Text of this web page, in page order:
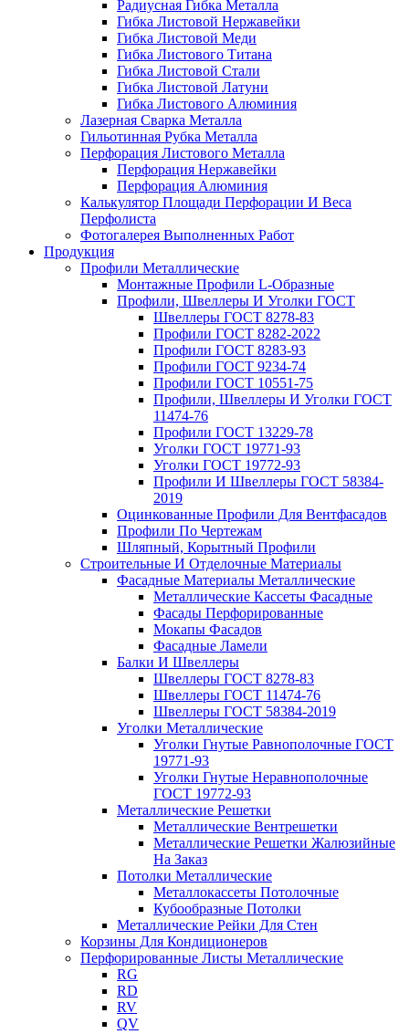
Радиусная Гибка Металла
Гибка Листовой Нержавейки
Гибка Листовой Меди
Гибка Листового Титана
Гибка Листовой Стали
Гибка Листовой Латуни
Гибка Листового Алюминия
Лазерная Сварка Металла
Гильотинная Рубка Металла
Перфорация Листового Металла
Перфорация Нержавейки
Перфорация Алюминия
Калькулятор Площади Перфорации И Веса
Перфолиста
Фотогалерея Выполненных Работ
Продукция
Профили Металлические
Монтажные Профили L-Образные
Профили, Швеллеры И Уголки ГОСТ
Швеллеры ГОСТ 8278-83
Профили ГОСТ 8282-2022
Профили ГОСТ 8283-93
Профили ГОСТ 9234-74
Профили ГОСТ 10551-75
Профили, Швеллеры И Уголки ГОСТ
11474-76
Профили ГОСТ 13229-78
Уголки ГОСТ 19771-93
Уголки ГОСТ 19772-93
Профили И Швеллеры ГОСТ 58384-
2019
Оцинкованные Профили Для Вентфасадов
Профили По Чертежам
Шляпный, Корытный Профили
Строительные И Отделочные Материалы
Фасадные Материалы Металлические
Металлические Кассеты Фасадные
Фасады Перфорированные
Мокапы Фасадов
Фасадные Ламели
Балки И Швеллеры
Швеллеры ГОСТ 8278-83
Швеллеры ГОСТ 11474-76
Швеллеры ГОСТ 58384-2019
Уголки Металлические
Уголки Гнутые Равнополочные ГОСТ
19771-93
Уголки Гнутые Неравнополочные
ГОСТ 19772-93
Металлические Решетки
Металлические Вентрешетки
Металлические Решетки Жалюзийные
На Заказ
Потолки Металлические
Металлокассеты Потолочные
Кубообразные Потолки
Металлические Рейки Для Стен
Корзины Для Кондиционеров
Перфорированные Листы Металлические
RG
RD
RV
QV